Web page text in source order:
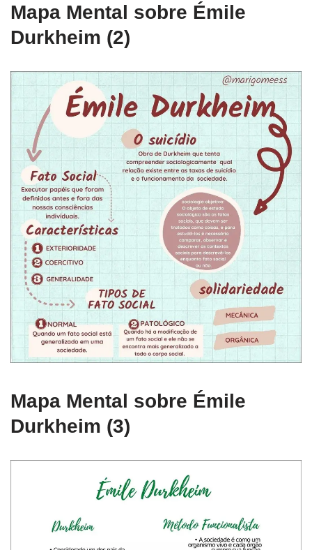
Mapa Mental sobre Émile
Durkheim (2)
Mapa Mental sobre Émile
Durkheim (3)